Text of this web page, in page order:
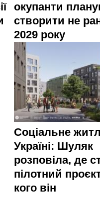
окупанти
створити не
2029 року
Соціальне
Україні: Шуляк
розповіла, де
пілотний
кого він